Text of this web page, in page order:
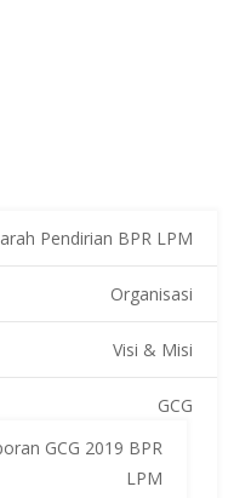
Pendirian BPR LPM
Organisasi
Visi & Misi
GCG
GCG 2019 BPR
LPM